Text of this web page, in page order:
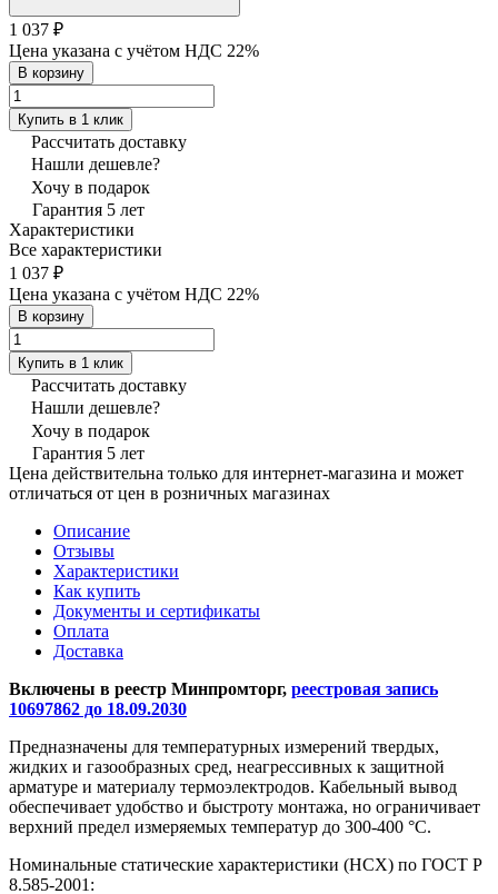
1 037 ₽
Цена указана с учётом НДС 22%
В корзину
Купить в 1 клик
Рассчитать доставку
Нашли дешевле?
Хочу в подарок
Гарантия 5 лет
Характеристики
Все характеристики
1 037 ₽
Цена указана с учётом НДС 22%
В корзину
Купить в 1 клик
Рассчитать доставку
Нашли дешевле?
Хочу в подарок
Гарантия 5 лет
Цена действительна только для интернет-магазина и может
отличаться от цен в розничных магазинах
Описание
Отзывы
Характеристики
Как купить
Документы и сертификаты
Оплата
Доставка
Включены в реестр Минпромторг, реестровая запись
10697862 до 18.09.2030
Предназначены для температурных измерений твердых,
жидких и газообразных сред, неагрессивных к защитной
арматуре и материалу термоэлектродов. Кабельный вывод
обеспечивает удобство и быстроту монтажа, но ограничивает
верхний предел измеряемых температур до 300-400 °С.
Номинальные статические характеристики (НСХ) по ГОСТ Р
8.585-2001: